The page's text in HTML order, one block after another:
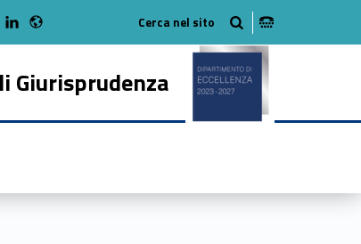
Giurisprudenza
50menu-primary-80850-62
on Instagram
WebMan on TwitterWebMan on LinkedIn